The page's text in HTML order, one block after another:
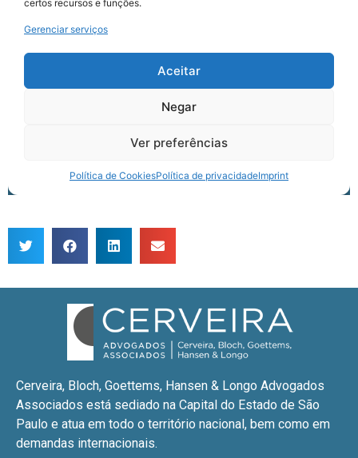
Cerveira, Bloch, Goettems, Hansen & Longo Advogados
Associados está sediado na Capital do Estado de São
Paulo e atua em todo o território nacional, bem como em
demandas internacionais.